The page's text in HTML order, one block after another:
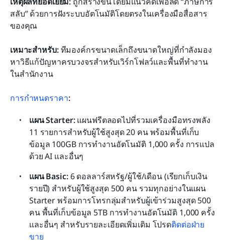
สลับ” ด้วยการฝังระบบอัตโนมัติโดยตรงในเครื่องมือสื่อสาร
ของคุณ
เหมาะสำหรับ: ทีมองค์กรขนาดเล็กถึงขนาดใหญ่ที่กำลังมอง
หาวิธีแก้ปัญหาครบวงจรสำหรับเวิร์กโฟลว์และพื้นที่ทำงาน
ในสำนักงาน
การกำหนดราคา:
แผน Starter: แผนฟรีตลอดไปที่รวมเครื่องมือทรงพลัง
11 รายการสำหรับผู้ใช้สูงสุด 20 คน พร้อมพื้นที่เก็บ
ข้อมูล 100GB การทำงานอัตโนมัติ 1,000 ครั้ง การแปล
ด้วย AI และอื่นๆ
แผน Basic: 6 ดอลลาร์สหรัฐ/ผู้ใช้/เดือน (เรียกเก็บเงิน
รายปี) สำหรับผู้ใช้สูงสุด 500 คน รวมทุกอย่างในแผน
Starter พร้อมการโทรกลุ่มสำหรับผู้เข้าร่วมสูงสุด 500
คน พื้นที่เก็บข้อมูล 5TB การทำงานอัตโนมัติ 1,000 ครั้ง
และอื่นๆ สำหรับรายละเอียดเพิ่มเติม โปรดติดต่อฝ่าย
ขาย